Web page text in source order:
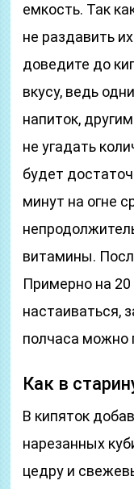
емкость. Так
не раздавить
доведите до
вкусу, ведь
напиток,
не угадать
будет
минут на огне
витамины.
Примерно на 20
настаиваться,
полчаса можно
Как в
В кипяток
нарезанных
цедру и